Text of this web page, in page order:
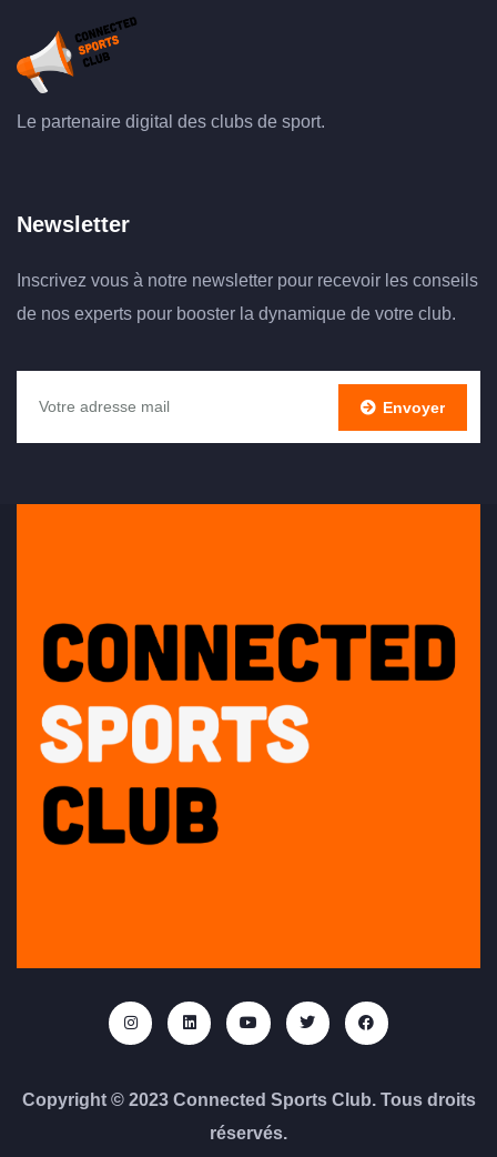
Le partenaire digital des clubs de sport.
Newsletter
Inscrivez vous à notre newsletter pour recevoir les conseils
de nos experts pour booster la dynamique de votre club.
Copyright © 2023 Connected Sports Club. Tous droits
réservés.